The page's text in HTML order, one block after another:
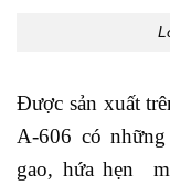
Được sản xuất
A-606 có
gao, hứa hẹn